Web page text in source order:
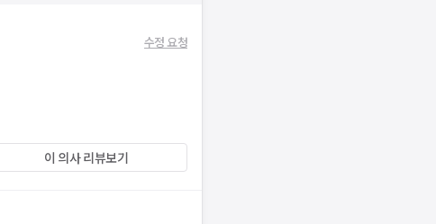
수정 요청
이 의사 리뷰보기